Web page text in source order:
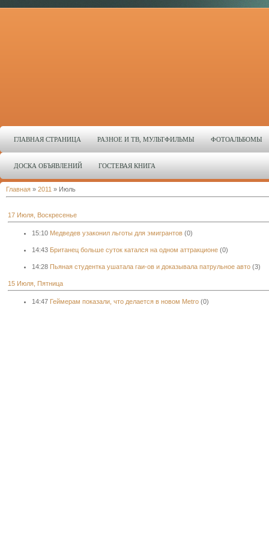
ГЛАВНАЯ СТРАНИЦА РАЗНОЕ И ТВ, МУЛЬТФИЛЬМЫ ФОТОАЛЬБОМЫ
ДОСКА ОБЪЯВЛЕНИЙ ГОСТЕВАЯ КНИГА
Главная » 2011 » Июль
17 Июля, Воскресенье
15:10 Медведев узаконил льготы для эмигрантов (0)
14:43 Британец больше суток катался на одном аттракционе (0)
14:28 Пьяная студентка ушатала гаи-ов и доказывала патрульное авто (3)
15 Июля, Пятница
14:47 Геймерам показали, что делается в новом Metro (0)